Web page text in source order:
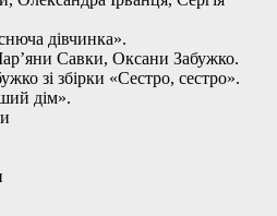
дівчинка».
Савки, Оксани Забужко.
зі збірки «Сестро, сестро».
дім».